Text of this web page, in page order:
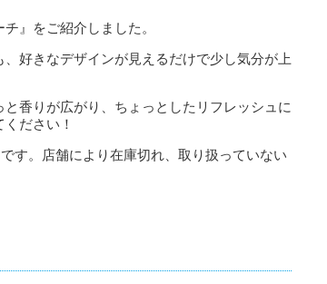
』をご紹介しました。
好きなデザインが見えるだけで少し気分が上
香りが広がり、ちょっとしたリフレッシュに
ださい！
す。店舗により在庫切れ、取り扱っていない